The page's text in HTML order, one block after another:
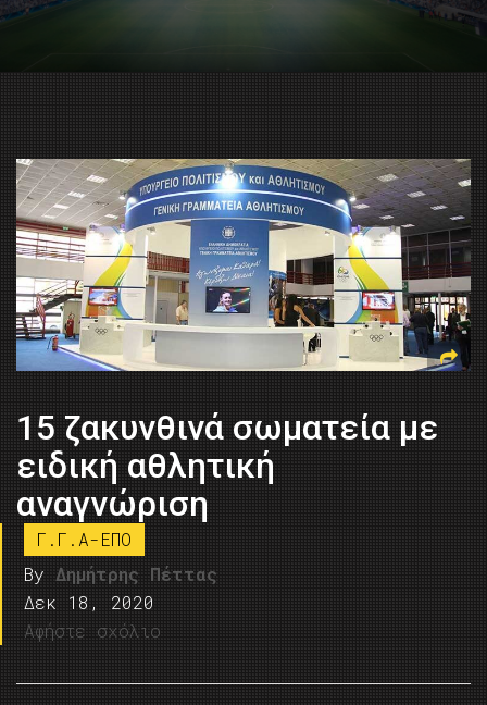
15 ζακυνθινά σωματεία με
ειδική αθλητική
αναγνώριση
Γ.Γ.Α-ΕΠΟ
By Δημήτρης Πέττας
Δεκ 18, 2020
Αφήστε σχόλιο